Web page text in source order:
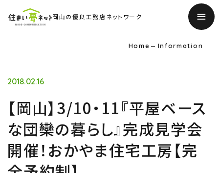
岡山の優良工務店ネットワーク
TOP
Home Information
2018.02.16
【岡山】3/10・11『平屋ベース
な団欒の暮らし』完成見学会
開催！おかやま住宅工房【完